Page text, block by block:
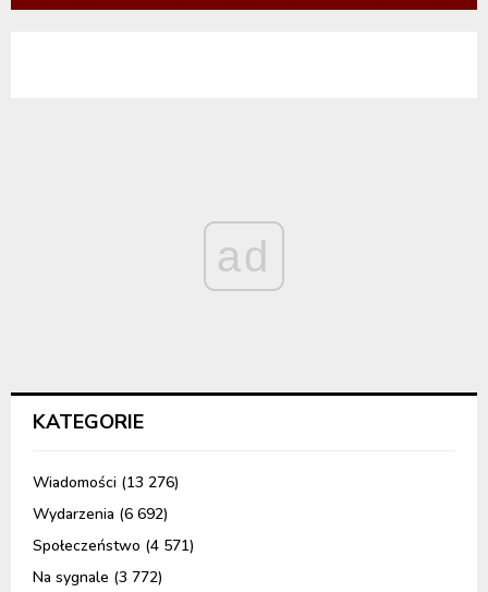
ad
KATEGORIE
Wiadomości (13 276)
Wydarzenia (6 692)
Społeczeństwo (4 571)
Na sygnale (3 772)